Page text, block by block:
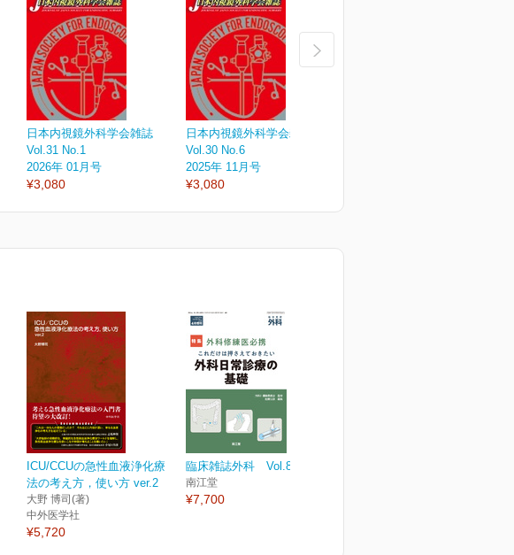
日本内視鏡外科学会雑誌
Vol.31 No.1
2026年 01月号
¥3,080
日本内視鏡外科学会雑誌
Vol.30 No.6
2025年 11月号
¥3,080
ICU/CCUの急性血液浄化療
法の考え方，使い方 ver.2
大野 博司(著)
中外医学社
¥5,720
臨床雑誌外科 Vol.86 No.5
南江堂
¥7,700